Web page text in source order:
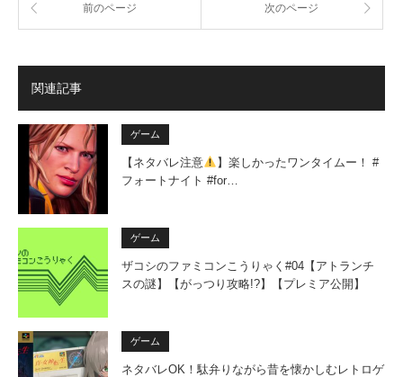
前のページ 次のページ
関連記事
ゲーム
【ネタバレ注意
】楽しかったワンタイムー！ #
フォートナイト #for…
ゲーム
ザコシのファミコンこうりゃく#04【アトランチ
スの謎】【がっつり攻略!?】【プレミア公開】
ゲーム
ネタバレOK！駄弁りながら昔を懐かしむレトロゲ